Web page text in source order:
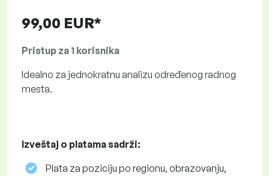
99,00 EUR*
Pristup za 1 korisnika
Idealno za jednokratnu analizu određenog radnog
mesta.
Izveštaj o platama sadrži:
Plata za poziciju po regionu, obrazovanju,